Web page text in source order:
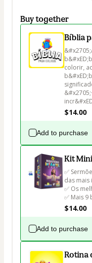
Buy together
Bíblia
colorir,
$14.00
Add to purchase
Kit
✅
das mais
✅ Os
✅ Mais 9
$14.00
Add to purchase
Rotina